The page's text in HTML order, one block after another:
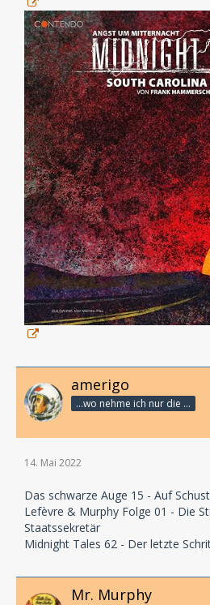
amerigo
...wo nehme ich nur die Zeit her, so vieles nicht zu hören?
14. Mai 2022
Das schwarze Auge 15 - Auf
Lefèvre & Murphy Folge 01 - Die
Staatssekretär
Midnight Tales 62 - Der letzte
Mr. Murphy